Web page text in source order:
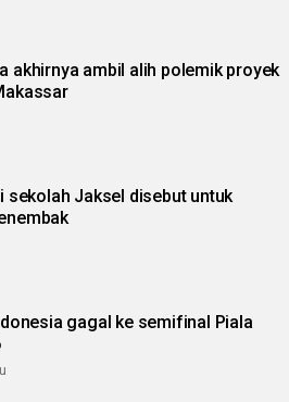
akhirnya ambil alih polemik proyek
sekolah Jaksel disebut untuk
gagal ke semifinal Piala